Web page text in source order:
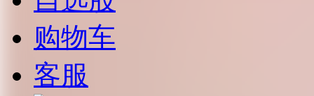
购物车
客服